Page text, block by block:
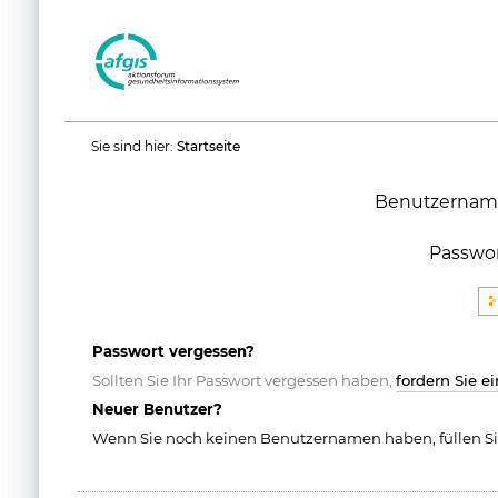
Benutzerspezifische
Sie sind hier: Startseite
Passwort vergessen?
Sollten Sie Ihr Passwort vergessen haben, fordern Sie
Neuer Benutzer?
Wenn Sie noch keinen Benutzernamen haben, füllen